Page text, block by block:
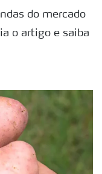
do mercado
o artigo e saiba